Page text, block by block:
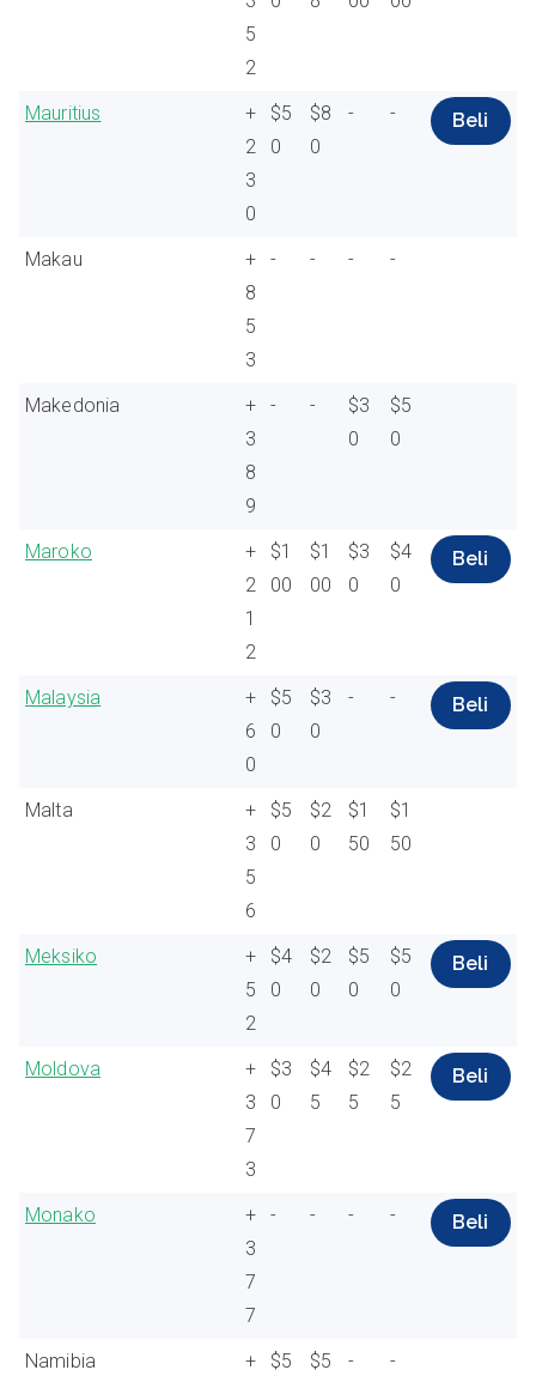
5
2
Mauritius
+
2
3
0
$5
0
$8
0
- - Beli
Makau
+
8
5
3
- - - -
Makedonia
+
3
8
9
- -
$3
0
$5
0
Maroko
+
2
1
2
$1
00
$1
00
$3
0
$4
0
Beli
Malaysia
+
6
0
$5
0
$3
0
- - Beli
Malta
+
3
5
6
$5
0
$2
0
$1
50
$1
50
Meksiko
+
5
2
$4
0
$2
0
$5
0
$5
0
Beli
Moldova
+
3
7
3
$3
0
$4
5
$2
5
$2
5
Beli
Monako
+
3
7
7
- - - - Beli
Namibia
+
$5
$5
- -